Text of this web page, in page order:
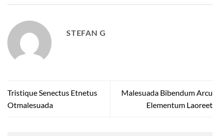
STEFAN G
Tristique Senectus Etnetus
Otmalesuada
Malesuada Bibendum Arcu
Elementum Laoreet